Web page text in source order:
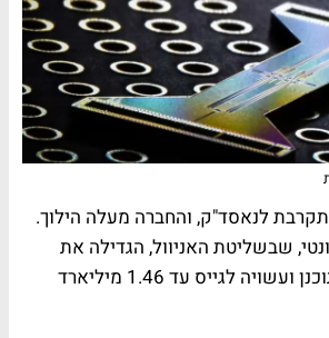
לנאסד"ק, והחברה מעלה הילוך.
שבשליטת האניוול, הגדילה את
היקף ההנפקה המתוכנן ועשויה לגייס עד 1.46 מיליארד